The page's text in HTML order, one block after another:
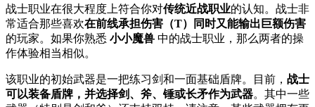
战士职业在很大程度上符合你对传统近战职业的认知。战士非
常适合那些喜欢在前线承担伤害（T）同时又能输出巨额伤害
的玩家。如果你熟悉 小小魔兽 中的战士职业，那么两者的操
作体验相当相似。
该职业的初始武器是一把练习剑和一面基础盾牌。目前， 战士
可以装备盾牌，并选择剑、斧、锤或长矛作为武器。其中一些